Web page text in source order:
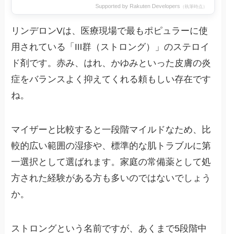
Supported by Rakuten Developers （執筆時点）
リンデロンVは、医療現場で最もポピュラーに使
用されている「III群（ストロング）」のステロイ
ド剤です。赤み、はれ、かゆみといった皮膚の炎
症をバランスよく抑えてくれる頼もしい存在です
ね。
マイザーと比較すると一段階マイルドなため、比
較的広い範囲の湿疹や、標準的な肌トラブルに第
一選択として選ばれます。家庭の常備薬として処
方された経験がある方も多いのではないでしょう
か。
ストロングという名前ですが、あくまで5段階中